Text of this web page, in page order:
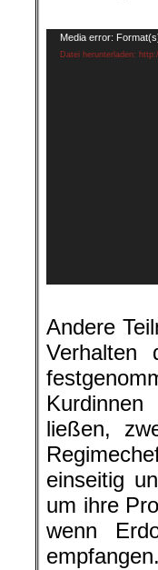
Video-
Player
Media error:
Datei herunterladen:
Andere
Verhalten
ließen,
einseitig
um ihre
wenn